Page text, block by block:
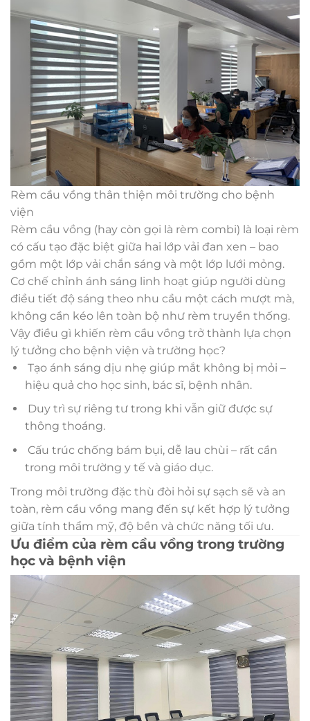
Rèm cầu vồng thân thiện môi trường cho bệnh
viện
Rèm cầu vồng (hay còn gọi là rèm combi) là loại rèm
có cấu tạo đặc biệt giữa hai lớp vải đan xen – bao
gồm một lớp vải chắn sáng và một lớp lưới mỏng.
Cơ chế chỉnh ánh sáng linh hoạt giúp người dùng
điều tiết độ sáng theo nhu cầu một cách mượt mà,
không cần kéo lên toàn bộ như rèm truyền thống.
Vậy điều gì khiến rèm cầu vồng trở thành lựa chọn
lý tưởng cho bệnh viện và trường học?
Tạo ánh sáng dịu nhẹ giúp mắt không bị mỏi –
hiệu quả cho học sinh, bác sĩ, bệnh nhân.
Duy trì sự riêng tư trong khi vẫn giữ được sự
thông thoáng.
Cấu trúc chống bám bụi, dễ lau chùi – rất cần
trong môi trường y tế và giáo dục.
Trong môi trường đặc thù đòi hỏi sự sạch sẽ và an
toàn, rèm cầu vồng mang đến sự kết hợp lý tưởng
giữa tính thẩm mỹ, độ bền và chức năng tối ưu.
Ưu điểm của rèm cầu vồng trong trường
học và bệnh viện